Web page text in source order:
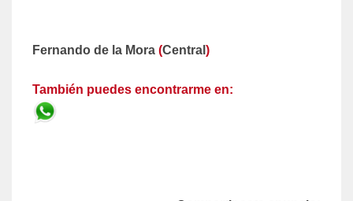
Fernando de la Mora (Central )
También puedes encontrarme en: